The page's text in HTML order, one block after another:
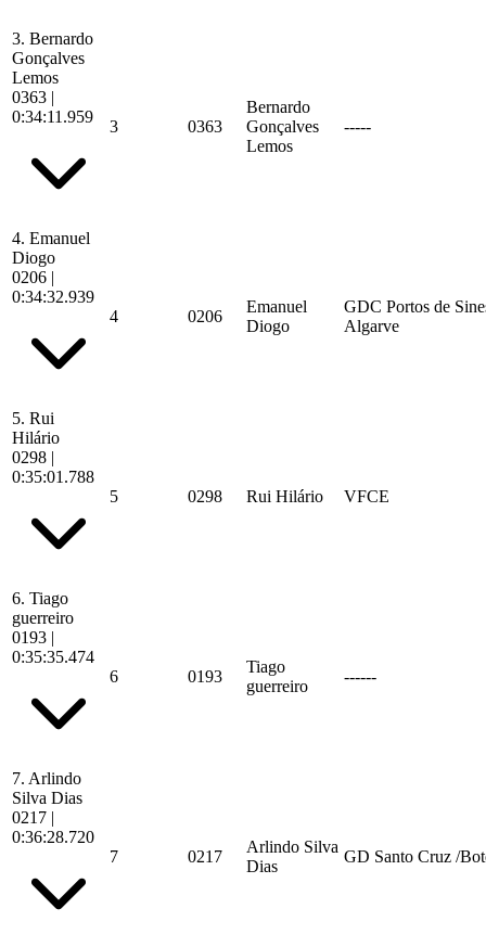
3. Bernardo
Gonçalves
Lemos
0363 |
0:34:11.959
3 0363
Bernardo
Gonçalves
Lemos
-----
4. Emanuel
Diogo
0206 |
0:34:32.939
4
0206
Emanuel
Diogo
GDC Portos de
Algarve
5. Rui
Hilário
0298 |
0:35:01.788
5
0298 Rui Hilário VFCE
6. Tiago
guerreiro
0193 |
0:35:35.474
6
0193
Tiago
guerreiro
------
7. Arlindo
Silva Dias
0217 |
0:36:28.720
7
0217
Arlindo Silva
Dias
GD Santo Cruz /